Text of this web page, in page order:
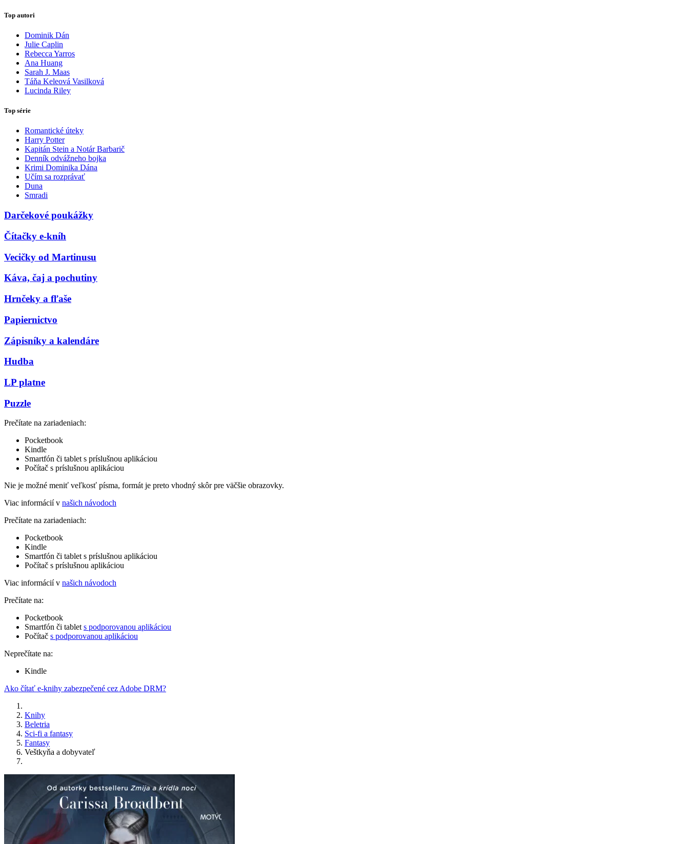
Top autori
Dominik Dán
Julie Caplin
Rebecca Yarros
Ana Huang
Sarah J. Maas
Táňa Keleová Vasilková
Lucinda Riley
Top série
Romantické úteky
Harry Potter
Kapitán Stein a Notár Barbarič
Denník odvážneho bojka
Krimi Dominika Dána
Učím sa rozprávať
Duna
Smradi
Darčekové poukážky
Čítačky e-kníh
Vecičky od Martinusu
Káva, čaj a pochutiny
Hrnčeky a fľaše
Papiernictvo
Zápisníky a kalendáre
Hudba
LP platne
Puzzle
Prečítate na zariadeniach:
Pocketbook
Kindle
Smartfón či tablet s príslušnou aplikáciou
Počítač s príslušnou aplikáciou
Nie je možné meniť veľkosť písma, formát je preto vhodný skôr pre väčšie obrazovky.
Viac informácií v našich návodoch
Prečítate na zariadeniach:
Pocketbook
Kindle
Smartfón či tablet s príslušnou aplikáciou
Počítač s príslušnou aplikáciou
Viac informácií v našich návodoch
Prečítate na:
Pocketbook
Smartfón či tablet s podporovanou aplikáciou
Počítač s podporovanou aplikáciou
Neprečítate na:
Kindle
Ako čítať e-knihy zabezpečené cez Adobe DRM?
Knihy
Beletria
Sci-fi a fantasy
Fantasy
Veštkyňa a dobyvateľ